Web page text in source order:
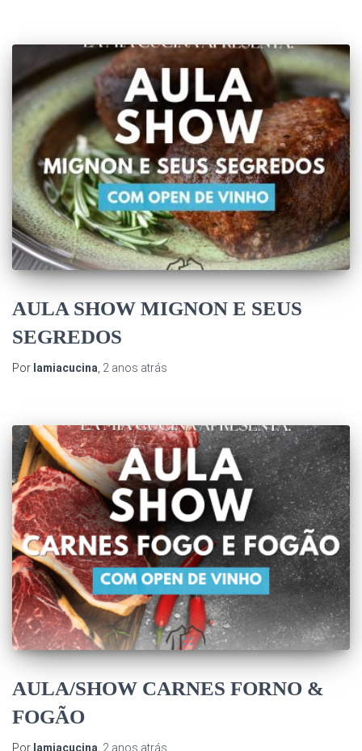
AULA SHOW MIGNON E SEUS
SEGREDOS
Por lamiacucina 2 anos atrás
AULA/SHOW CARNES FORNO &
FOGÃO
Por lamiacucina, 2 anos atrás